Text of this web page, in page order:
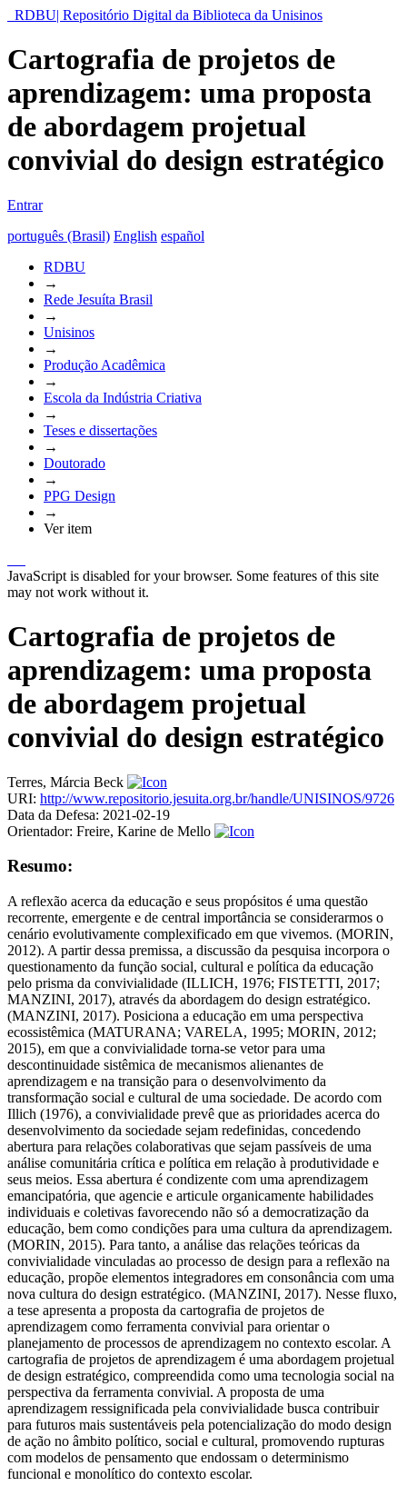
RDBU| Repositório Digital da Biblioteca da Unisinos
Cartografia de projetos de
aprendizagem: uma proposta
de abordagem projetual
convivial do design estratégico
Entrar
português (Brasil) English español
RDBU
→
Rede Jesuíta Brasil
→
Unisinos
→
Produção Acadêmica
→
Escola da Indústria Criativa
→
Teses e dissertações
→
Doutorado
→
PPG Design
→
Ver item
JavaScript is disabled for your browser. Some features of this site
may not work without it.
Cartografia de projetos de
aprendizagem: uma proposta
de abordagem projetual
convivial do design estratégico
Terres, Márcia Beck
URI: http://www.repositorio.jesuita.org.br/handle/UNISINOS/9726
Data da Defesa: 2021-02-19
Orientador: Freire, Karine de Mello
Resumo:
A reflexão acerca da educação e seus propósitos é uma questão
recorrente, emergente e de central importância se considerarmos o
cenário evolutivamente complexificado em que vivemos. (MORIN,
2012). A partir dessa premissa, a discussão da pesquisa incorpora o
questionamento da função social, cultural e política da educação
pelo prisma da convivialidade (ILLICH, 1976; FISTETTI, 2017;
MANZINI, 2017), através da abordagem do design estratégico.
(MANZINI, 2017). Posiciona a educação em uma perspectiva
ecossistêmica (MATURANA; VARELA, 1995; MORIN, 2012;
2015), em que a convivialidade torna-se vetor para uma
descontinuidade sistêmica de mecanismos alienantes de
aprendizagem e na transição para o desenvolvimento da
transformação social e cultural de uma sociedade. De acordo com
Illich (1976), a convivialidade prevê que as prioridades acerca do
desenvolvimento da sociedade sejam redefinidas, concedendo
abertura para relações colaborativas que sejam passíveis de uma
análise comunitária crítica e política em relação à produtividade e
seus meios. Essa abertura é condizente com uma aprendizagem
emancipatória, que agencie e articule organicamente habilidades
individuais e coletivas favorecendo não só a democratização da
educação, bem como condições para uma cultura da aprendizagem.
(MORIN, 2015). Para tanto, a análise das relações teóricas da
convivialidade vinculadas ao processo de design para a reflexão na
educação, propõe elementos integradores em consonância com uma
nova cultura do design estratégico. (MANZINI, 2017). Nesse fluxo,
a tese apresenta a proposta da cartografia de projetos de
aprendizagem como ferramenta convivial para orientar o
planejamento de processos de aprendizagem no contexto escolar. A
cartografia de projetos de aprendizagem é uma abordagem projetual
de design estratégico, compreendida como uma tecnologia social na
perspectiva da ferramenta convivial. A proposta de uma
aprendizagem ressignificada pela convivialidade busca contribuir
para futuros mais sustentáveis pela potencialização do modo design
de ação no âmbito político, social e cultural, promovendo rupturas
com modelos de pensamento que endossam o determinismo
funcional e monolítico do contexto escolar.